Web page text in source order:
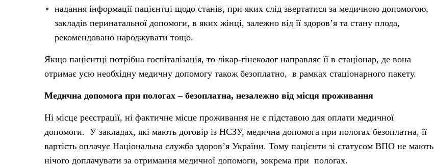
надання інформації пацієнтці щодо станів, при яких слід звертатися за медичною допомогою,
закладів перинатальної допомоги, в яких жінці, залежно від її здоров’я та стану плода,
рекомендовано народжувати тощо.
Якщо пацієнтці потрібна госпіталізація, то лікар-гінеколог направляє її в стаціонар, де вона
отримає усю необхідну медичну допомогу також безоплатно, в рамках стаціонарного пакету.
Медична допомога при пологах – безоплатна, незалежно від місця проживання
Ні місце реєстрації, ні фактичне місце проживання не є підставою для оплати медичної
допомоги. У закладах, які мають договір із НСЗУ, медична допомога при пологах безоплатна, її
вартість оплачує Національна служба здоров’я України. Тому пацієнти зі статусом ВПО не мають
нічого доплачувати за отримання медичної допомоги, зокрема при пологах.